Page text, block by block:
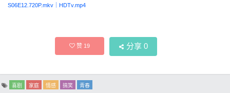
S06E12.720P.mkv
HDTv.mp4
赞19 分享 0
喜剧 家庭 情感 搞笑 青春